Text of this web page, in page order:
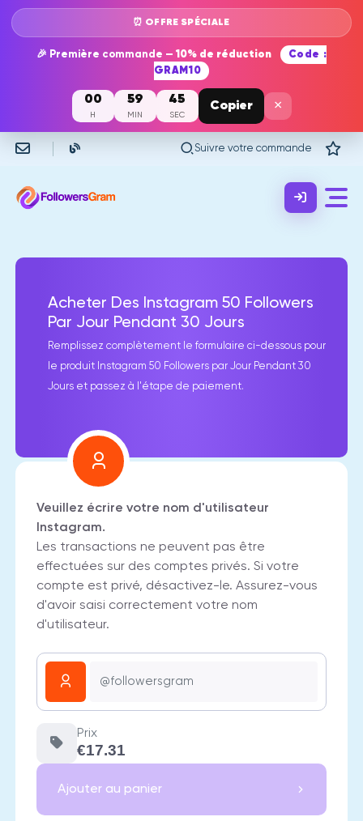
⏰ OFFRE SPÉCIALE
🎉 Première commande — 10% de réduction
Code :
GRAM10
00
H
59
MIN
45
SEC
Copier ×
Suivre votre commande
Acheter Des Instagram 50 Followers
Par Jour Pendant 30 Jours
Remplissez complètement le formulaire ci-dessous pour
le produit Instagram 50 Followers par Jour Pendant 30
Jours et passez à l'étape de paiement.
Veuillez écrire votre nom d'utilisateur
Instagram.
Les transactions ne peuvent pas être
effectuées sur des comptes privés. Si votre
compte est privé, désactivez-le. Assurez-vous
d'avoir saisi correctement votre nom
d'utilisateur.
Prix
€17.31
Ajouter au panier